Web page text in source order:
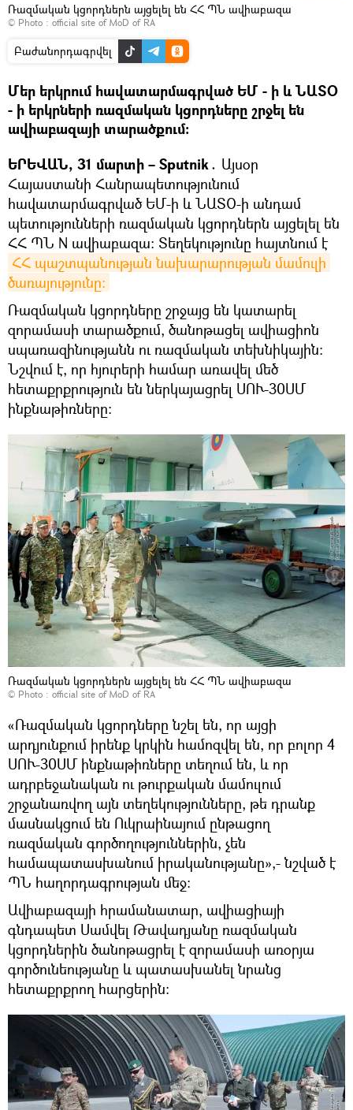
Ռազմական կցորդներն այցելել են ՀՀ ՊՆ ավիաբազա
© Photo : official site of MoD of RA
Բաժանորդագրվել
Մեր երկրում հավատարմագրված ԵՄ - ի և ՆԱՏՕ
- ի երկրների ռազմական կցորդները շրջել են
ավիաբազայի տարածքում։
ԵՐԵՎԱՆ, 31 մարտի – Sputnik․ Այսօր
Հայաստանի Հանրապետությունում
հավատարմագրված ԵՄ-ի և ՆԱՏՕ-ի անդամ
պետությունների ռազմական կցորդներն այցելել են
ՀՀ ՊՆ N ավիաբազա։ Տեղեկությունը հայտնում է
ՀՀ պաշտպանության նախարարության մամուլի
ծառայությունը։
Ռազմական կցորդները շրջայց են կատարել
զորամասի տարածքում, ծանոթացել ավիացիոն
սպառազինությանն ու ռազմական տեխնիկային:
Նշվում է, որ հյուրերի համար առավել մեծ
հետաքրքրություն են ներկայացրել ՍՈՒ-30ՍՄ
ինքնաթիռները։
Ռազմական կցորդներն այցելել են ՀՀ ՊՆ ավիաբազա
© Photo : official site of MoD of RA
«Ռազմական կցորդները նշել են, որ այցի
արդյունքում իրենք կրկին համոզվել են, որ բոլոր 4
ՍՈՒ-30ՍՄ ինքնաթիռները տեղում են, և որ
ադրբեջանական ու թուրքական մամուլում
շրջանառվող այն տեղեկությունները, թե դրանք
մասնակցում են Ուկրաինայում ընթացող
ռազմական գործողություններին, չեն
համապատասխանում իրականությանը»,- նշված է
ՊՆ հաղորդագրության մեջ։
Ավիաբազայի հրամանատար, ավիացիայի
գնդապետ Սամվել Թավադյանը ռազմական
կցորդներին ծանոթացրել է զորամասի առօրյա
գործունեությանը և պատասխանել նրանց
հետաքրքրող հարցերին: